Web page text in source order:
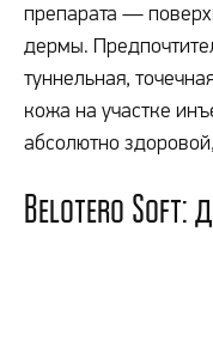
препарата —
дермы.
туннельная,
кожа на участке
абсолютно
Belotero Soft: